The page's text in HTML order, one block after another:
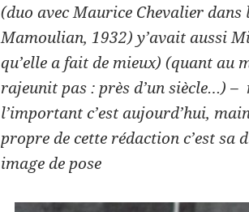
(duo avec Maurice Chevalier dans
Mamoulian, 1932) y’avait aussi
qu’elle a fait de mieux) (quant au
rajeunit pas : près d’un siècle…) –
l’important c’est aujourd’hui,
propre de cette rédaction c’est sa
image de pose